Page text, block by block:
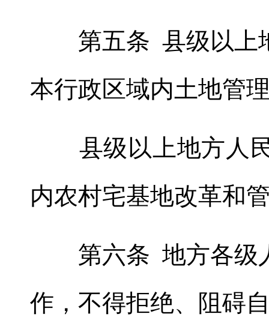
第五条 县级以上地
本行政区域内土地管
县级以上地方人民
内农村宅基地改革和
第六条 地方各级人
作 ， 不得拒绝、阻碍